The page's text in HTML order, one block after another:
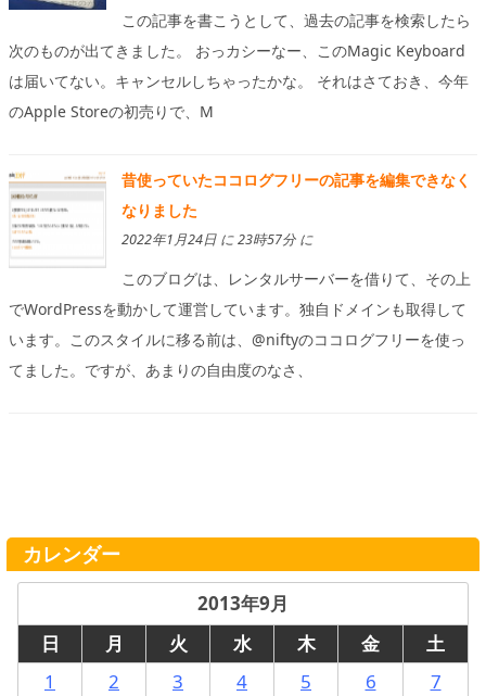
この記事を書こうとして、過去の記事を検索したら
次のものが出てきました。 おっカシーなー、このMagic Keyboard
は届いてない。キャンセルしちゃったかな。 それはさておき、今年
のApple Storeの初売りで、M
昔使っていたココログフリーの記事を編集できなく
なりました
2022年1月24日 に 23時57分 に
このブログは、レンタルサーバーを借りて、その上
でWordPressを動かして運営しています。独自ドメインも取得して
います。このスタイルに移る前は、@niftyのココログフリーを使っ
てました。ですが、あまりの自由度のなさ、
カレンダー
2013年9月
日
月 火 水 木 金
土
1
2 3 4 5 6
7